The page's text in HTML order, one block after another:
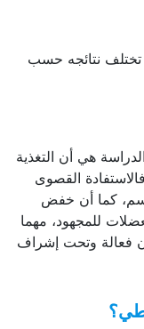
تختلف نتائجه حسب
هي أن التغذية
القصوى
كما أن خفض
للمجهود، مهما
فعالة وتحت إشراف